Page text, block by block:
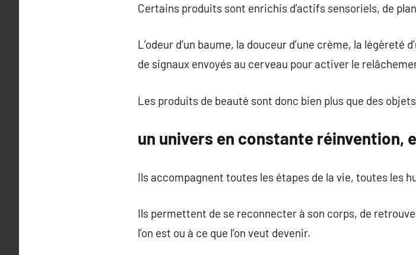
Certains produits sont enrichis d’actifs sensoriels, de
L’odeur d’un baume, la douceur d’une crème, la
de signaux envoyés au cerveau pour activer le
Les produits de beauté sont donc bien plus que des
un univers en constante réinvention,
Ils accompagnent toutes les étapes de la vie, toutes les
Ils permettent de se reconnecter à son corps, de
l’on est ou à ce que l’on veut devenir.